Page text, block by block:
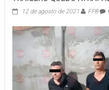
12 de agosto de 2021 FPB